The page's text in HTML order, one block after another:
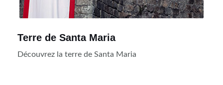
Terre de Santa Maria
Découvrez la terre de Santa Maria